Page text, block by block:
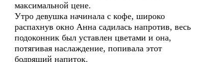
максимальной цене.
Утро девушка начинала с кофе, широко
распахнув окно Анна садилась напротив, весь
подоконник был уставлен цветами и она,
потягивая наслаждение, попивала этот
бодрящий напиток.